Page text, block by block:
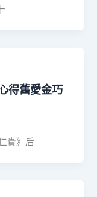
得舊愛金巧
貴》后